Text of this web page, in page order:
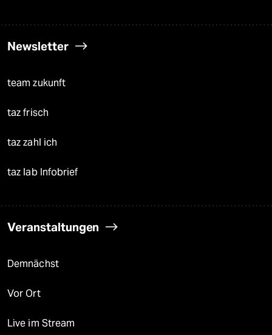
Newsletter
team zukunft
taz frisch
taz zahl ich
taz lab Infobrief
Veranstaltungen
Demnächst
Vor Ort
Live im Stream